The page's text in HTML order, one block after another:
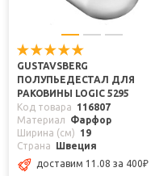
GUSTAVSBERG
ПОЛУПЬЕДЕСТАЛ ДЛЯ
РАКОВИНЫ LOGIC 5295
Код товара
116807
Материал
Фарфор
Ширина (см)
19
Страна
Швеция
доставим 11.08 за 400₽